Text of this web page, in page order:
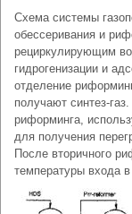
Схема системы
обессеривания и
рециркулирующим
гидрогенизации и
отделение
получают синтез-
риформинга,
для получения
После вторичного
температуры входа